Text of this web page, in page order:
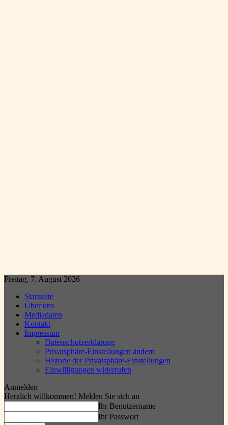
Freitag, 7. August 2026
Startseite
Über uns
Mediadaten
Kontakt
Impressum
Datenschutzerklärung
Privatsphäre-Einstellungen ändern
Historie der Privatsphäre-Einstellungen
Einwilligungen widerrufen
Anmelden
Herzlich willkommen! Melden Sie sich an
Ihr Benutzername
Ihr Passwort